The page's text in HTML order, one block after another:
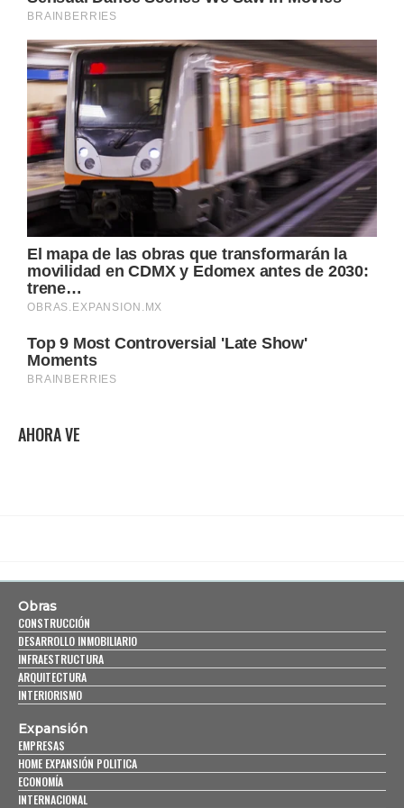
AHORA VE
Obras
CONSTRUCCIÓN
DESARROLLO INMOBILIARIO
INFRAESTRUCTURA
ARQUITECTURA
INTERIORISMO
Expansión
EMPRESAS
HOME EXPANSIÓN POLITICA
ECONOMÍA
INTERNACIONAL